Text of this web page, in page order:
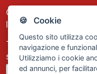
🍪 Cookie
Questo sito utilizza
navigazione e
Utilizziamo i cookie
ed annunci, per
C.F. e P.IVA:
Iscrizione REA Milano
Tel. +39 02 2838
Privacy Policy